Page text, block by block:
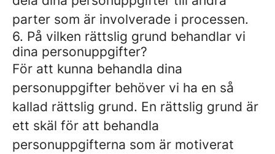
parter som är involverade i processen.
6. På vilken rättslig grund behandlar vi
dina personuppgifter?
För att kunna behandla dina
personuppgifter behöver vi ha en så
kallad rättslig grund. En rättslig grund är
ett skäl för att behandla
personuppgifterna som är motiverat